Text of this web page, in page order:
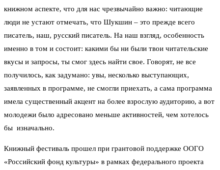
книжном аспекте, что для нас чрезвычайно важно: читающие
люди не устают отмечать, что Шукшин – это прежде всего
писатель, наш, русский писатель. На наш взгляд, особенность
именно в том и состоит: какими бы ни были твои читательские
вкусы и запросы, ты смог здесь найти свое. Говорят, не все
получилось, как задумано: увы, несколько выступающих,
заявленных в программе, не смогли приехать, а сама программа
имела существенный акцент на более взрослую аудиторию, а вот
молодежи было адресовано меньше активностей, чем хотелось
бы изначально.
Книжный фестиваль прошел при грантовой поддержке ООГО
«Российский фонд культуры» в рамках федерального проекта